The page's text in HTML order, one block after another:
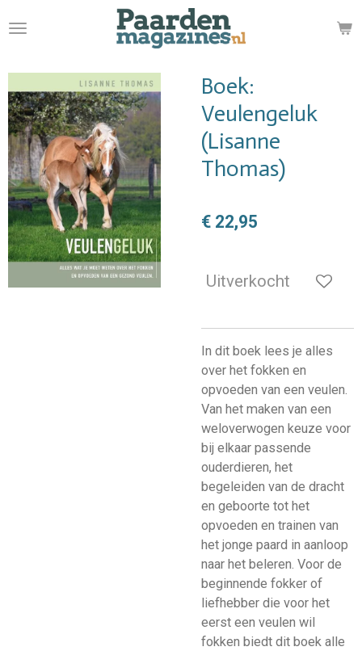
direct
de
hoofdinhoud
Boek:
Veulengeluk
(Lisanne
Thomas)
€ 22,95
Uitverkocht
In dit boek lees je alles
over het fokken en
opvoeden van een veulen.
Van het maken van een
weloverwogen keuze voor
bij elkaar passende
ouderdieren, het
begeleiden van de dracht
en geboorte tot het
opvoeden en trainen van
het jonge paard in aanloop
naar het beleren. Voor de
beginnende fokker of
liefhebber die voor het
eerst een veulen wil
fokken biedt dit boek alle